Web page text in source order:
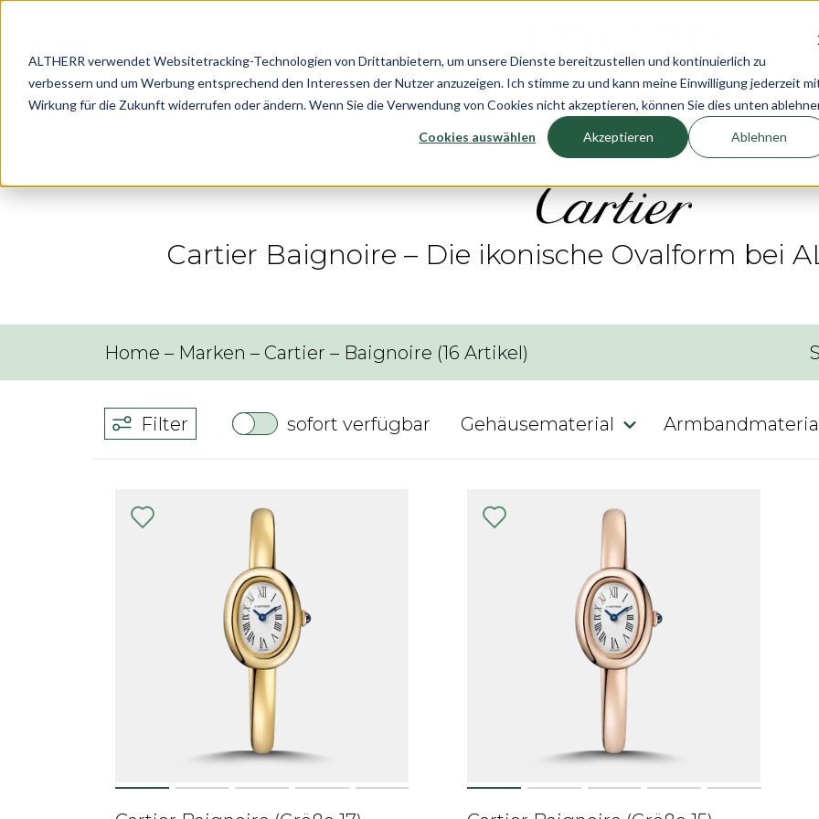
ALTHERR verwendet Websitetracking-Technologien von Drittanbietern, um unsere Dienste bereitzustellen und kontinuierlich zu
verbessern und um Werbung entsprechend den Interessen der Nutzer anzuzeigen. Ich stimme zu und kann meine Einwilligung jederzeit
Wirkung für die Zukunft widerrufen oder ändern. Wenn Sie die Verwendung von Cookies nicht akzeptieren, können Sie dies unten
Cookies auswählen Akzeptieren Ablehnen
Marken Uhren Schmuck Neuheiten Pre-
Cartier Baignoire – Die ikonische Ovalform bei
Home – Marken – Cartier – Baignoire (16 Artikel)
Filter sofort verfügbar Gehäusematerial